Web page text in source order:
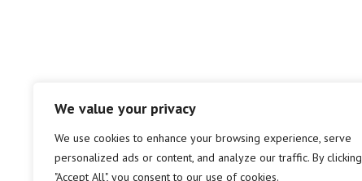
We value your privacy
We use cookies to enhance your browsing experience, serve
personalized ads or content, and analyze our traffic. By clicking
"Accept All", you consent to our use of cookies.